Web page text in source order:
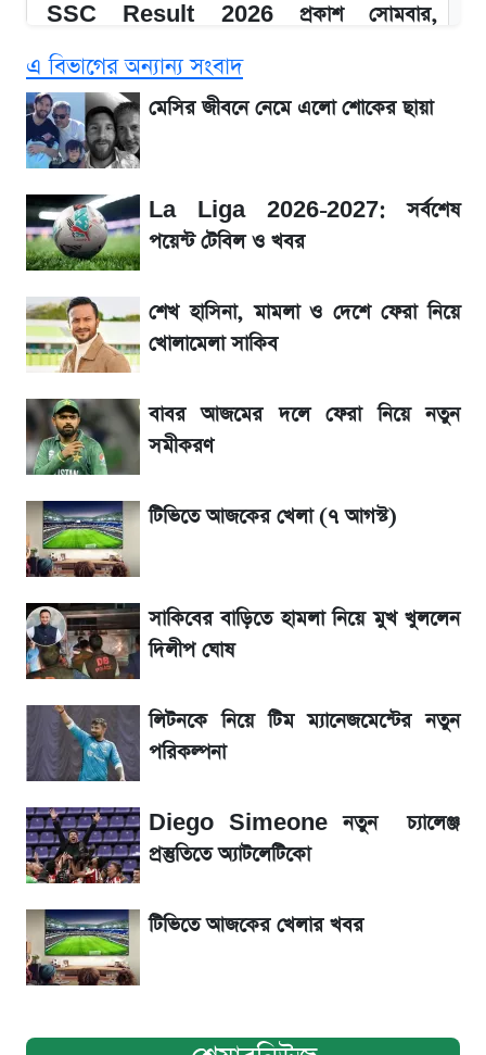
SSC Result 2026 প্রকাশ সোমবার,
১৮০ দিনের মূল্যায়ন শেষে মন্ত্রিসভায় পরিবর্তন
আগে দেখে নিন, আজকের সোনার নতুন দাম
SSc Result 2026 তারিখ চূড়ান্ত, স্কুলে ভর্তি
নিয়ে নতুন নিয়ম
মেসির জীবনে নেমে এলো শোকের ছায়া
La Liga 2026-2027: সর্বশেষ পয়েন্ট টেবিল ও
খবর
সরকারি চাকরিজীবীদের জন্য বড় সুখবর!
শেখ হাসিনা, মামলা ও দেশে ফেরা নিয়ে খোলামেলা
সাকিব
Sirin Labs Finney: বাংলাদেশে এখন যত
টাকায় পাওয়া যায়
সূর্যগ্রহণের দিন আকাশে চোখ ধাঁধানো দৃশ্য, জেনে নিন
সময় ও স্থান
এ বিভাগের অন্যান্য সংবাদ
মেসির জীবনে নেমে এলো শোকের ছায়া
La Liga 2026-2027: সর্বশেষ
পয়েন্ট টেবিল ও খবর
শেখ হাসিনা, মামলা ও দেশে ফেরা নিয়ে
খোলামেলা সাকিব
বাবর আজমের দলে ফেরা নিয়ে নতুন
সমীকরণ
টিভিতে আজকের খেলা (৭ আগস্ট)
সাকিবের বাড়িতে হামলা নিয়ে মুখ খুললেন
দিলীপ ঘোষ
লিটনকে নিয়ে টিম ম্যানেজমেন্টের নতুন
পরিকল্পনা
Diego Simeone নতুন চ্যালেঞ্জ
প্রস্তুতিতে অ্যাটলেটিকো
টিভিতে আজকের খেলার খবর